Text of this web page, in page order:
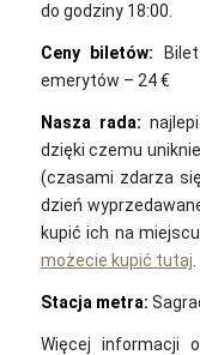
do godziny 18:00.
Ceny biletów:
emerytów – 24 €
Nasza rada:
dzięki czemu
(czasami zdarza
dzień
kupić ich na
możecie kupić tutaj
Stacja metra:
Więcej informacji